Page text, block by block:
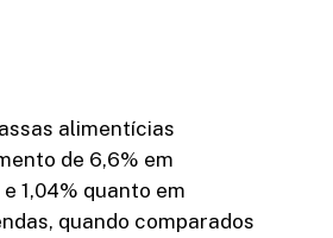
alimentícias
de 6,6% em
1,04% quanto em
quando comparados